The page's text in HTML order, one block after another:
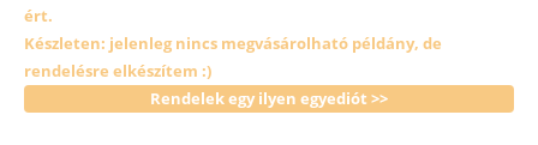
ért.
Készleten: jelenleg nincs megvásárolható példány, de
rendelésre elkészítem :)
Rendelek egy ilyen egyediót >>